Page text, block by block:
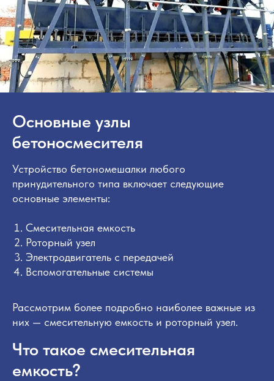
Основные узлы
бетоносмесителя
Устройство бетономешалки любого
принудительного типа включает следующие
основные элементы:
Смесительная емкость
Роторный узел
Электродвигатель с передачей
Вспомогательные системы
Рассмотрим более подробно наиболее важные из
них — смесительную емкость и роторный узел.
Что такое смесительная
емкость?